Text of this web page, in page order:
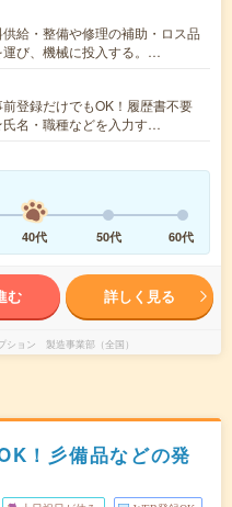
給・整備や修理の補助・ロス品
び、機械に投入する。…
登録だけでもOK！履歴書不要
名・職種などを入力す…
40代 50代 60代
む 詳しく見る
ション 製造事業部（全国）
！彡備品などの発